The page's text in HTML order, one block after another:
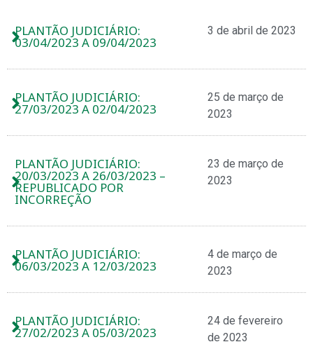
PLANTÃO JUDICIÁRIO:
03/04/2023 A 09/04/2023
3 de abril de 2023
PLANTÃO JUDICIÁRIO:
27/03/2023 A 02/04/2023
25 de março de
2023
PLANTÃO JUDICIÁRIO:
20/03/2023 A 26/03/2023 –
REPUBLICADO POR
INCORREÇÃO
23 de março de
2023
PLANTÃO JUDICIÁRIO:
06/03/2023 A 12/03/2023
4 de março de
2023
PLANTÃO JUDICIÁRIO:
27/02/2023 A 05/03/2023
24 de fevereiro
de 2023